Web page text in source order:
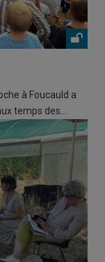
à Foucauld a
temps des…